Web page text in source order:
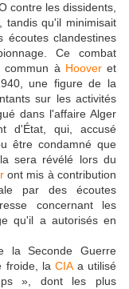
contre les dissidents,
tandis qu'il minimisait
écoutes clandestines
Ce combat
commun à Hooveret
une figure de la
sur les activités
dans l'affaire Alger
d'État, qui, accusé
être condamné que
sera révélé lors du
ont mis à contribution
par des écoutes
concernant les
qu'il a autorisés en
la Seconde Guerre
froide, laCIAa utilisé
», dont les plus